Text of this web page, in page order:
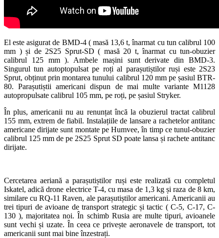
El este asigurat de BMD-4 ( masă 13,6 t, înarmat cu tun calibrul 100
mm ) și de 2S25 Sprut-SD ( masă 20 t, înarmat cu tun-obuzier
calibrul 125 mm ). Ambele mașini sunt derivate din BMD-3.
Singurul tun autoptopulsat pe roți al parașutiștilor ruși este 2S23
Sprut, obținut prin montarea tunului calibrul 120 mm pe șasiul BTR-
80. Parașutiștii americani dispun de mai multe variante M1128
autopropulsate calibrul 105 mm, pe roți, pe șasiul Stryker.
În plus, americanii nu au renunțat încă la obuzierul tractat calibrul
155 mm, extrem de fiabil. Instalațiile de lansare a rachetelor antitanc
americane dirijate sunt montate pe Humvee, în timp ce tunul-obuzier
calibrul 125 mm de pe 2S25 Sprut SD poate lansa și rachete antitanc
dirijate.
Cercetarea aeriană a parașutiștilor ruși este realizată cu completul
Iskatel, adică drone electrice T-4, cu masa de 1,3 kg și raza de 8 km,
similare cu RQ-11 Raven, ale parașutiștilor americani. Americanii au
trei tipuri de avioane de transport strategic și tactic ( C-5, C-17, C-
130 ), majoritatea noi. În schimb Rusia are multe tipuri, avioanele
sunt vechi și uzate. În ceea ce privește aeronavele de transport, tot
americanii sunt mai bine înzestrați.